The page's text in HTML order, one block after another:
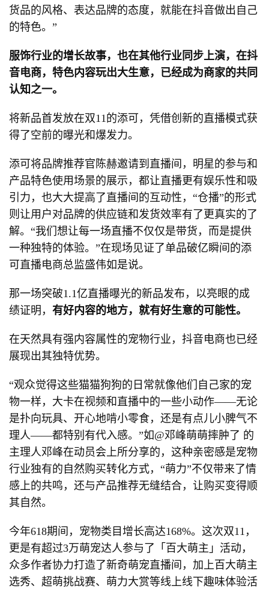
货品的风格、表达品牌的态度，就能在抖音做出自己
的特色。”
服饰行业的增长故事，也在其他行业同步上演，在抖
音电商，特色内容玩出大生意，已经成为商家的共同
认知之一。
将新品首发放在双11的添可，凭借创新的直播模式获
得了空前的曝光和爆发力。
添可将品牌推荐官陈赫邀请到直播间，明星的参与和
产品特色使用场景的展示，都让直播更有娱乐性和吸
引力，也大大提高了直播间的互动性，“仓播”的形式
则让用户对品牌的供应链和发货效率有了更真实的了
解。“我们想让每一场直播不仅仅是带货，而是提供
一种独特的体验。”在现场见证了单品破亿瞬间的添
可直播电商总监盛伟如是说。
那一场突破1.1亿直播曝光的新品发布，以亮眼的成
绩证明， 有好内容的地方，就有好生意的可能性。
在天然具有强内容属性的宠物行业，抖音电商也已经
展现出其独特优势。
“观众觉得这些猫猫狗狗的日常就像他们自己家的宠
物一样，大卡在视频和直播中的一些小动作——无论
是扑向玩具、开心地啃小零食，还是有点儿小脾气不
理人——都特别有代入感。”如@邓峰萌萌摔肿了 的
主理人邓峰在动员会上所分享的，这种亲密感是宠物
行业独有的自然购买转化方式，“萌力”不仅带来了情
感上的共鸣，还与产品推荐无缝结合，让购买变得顺
其自然。
今年618期间，宠物类目增长高达168%。这次双11，
更是有超过3万萌宠达人参与了「百大萌主」活动，
众多作者协力打造了新奇萌宠直播间，加上百大萌主
选秀、超萌挑战赛、萌力大赏等线上线下趣味体验活